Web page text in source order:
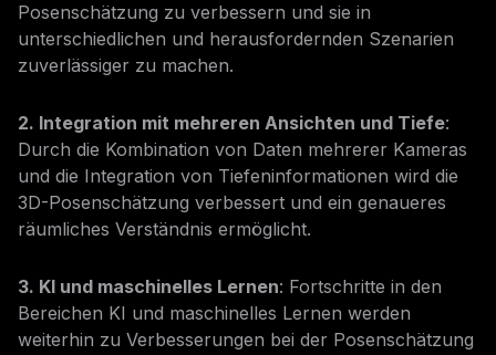
Posenschätzung zu verbessern und sie in
unterschiedlichen und herausfordernden Szenarien
zuverlässiger zu machen.
2. Integration mit mehreren Ansichten und Tiefe:
Durch die Kombination von Daten mehrerer Kameras
und die Integration von Tiefeninformationen wird die
3D-Posenschätzung verbessert und ein genaueres
räumliches Verständnis ermöglicht.
3. KI und maschinelles Lernen: Fortschritte in den
Bereichen KI und maschinelles Lernen werden
weiterhin zu Verbesserungen bei der Posenschätzung